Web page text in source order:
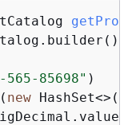
565-85698" )
new